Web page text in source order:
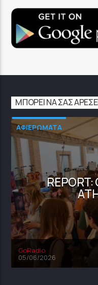
ΜΠΟΡΕΊ ΝΑ ΣΑΣ
ΑΦΙΕΡΩΜΑΤΑ
GoRadio
05/06/2026